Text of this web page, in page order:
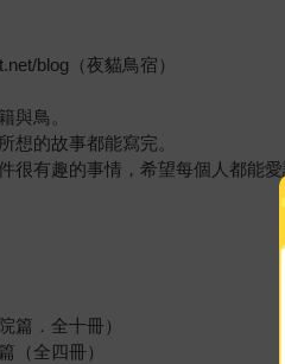
blog（夜貓鳥宿）
與鳥。
想的故事都能寫完。
很有趣的事情，希望每個人都能
篇．全十冊）
（全四冊）